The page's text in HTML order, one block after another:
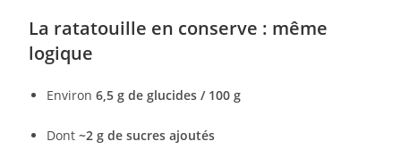
La ratatouille en conserve : même
logique
Environ6,5 g de glucides / 100 g
Dont~2 g de sucres ajoutés